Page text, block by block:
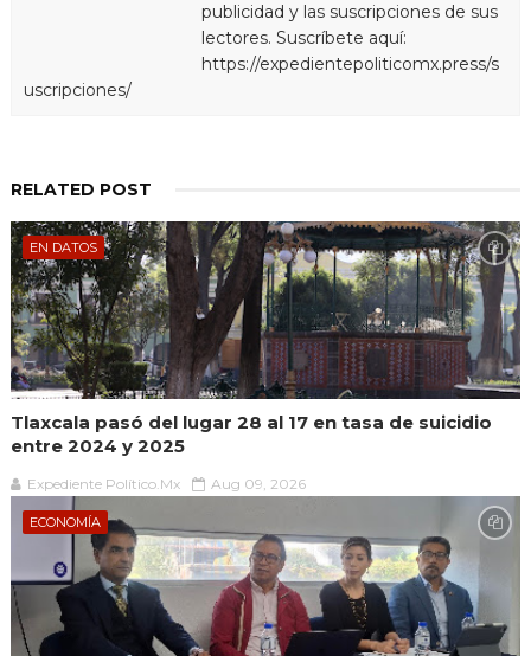
publicidad y las suscripciones de sus
lectores. Suscríbete aquí:
https://expedientepoliticomx.press/s
uscripciones/
RELATED POST
EN DATOS
Tlaxcala pasó del lugar 28 al 17 en tasa de suicidio
entre 2024 y 2025
Expediente Político.Mx Aug 09, 2026
ECONOMÍA